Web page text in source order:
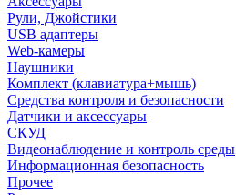
Рули, Джойстики
USB адаптеры
Web-камеры
Наушники
Комплект (клавиатура+мышь)
Средства контроля и безопасности
Датчики и аксессуары
СКУД
Видеонаблюдение и контроль среды
Информационная безопасность
Прочее